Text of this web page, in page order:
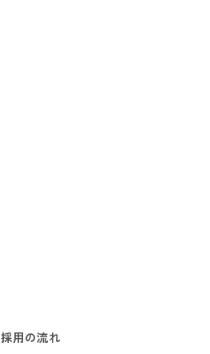
採用の流れ